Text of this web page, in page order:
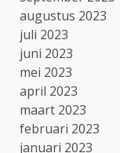
augustus 2023
juli 2023
juni 2023
mei 2023
april 2023
maart 2023
februari 2023
januari 2023